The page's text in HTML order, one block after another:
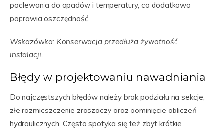
podlewania do opadów i temperatury, co dodatkowo
poprawia oszczędność.
Wskazówka: Konserwacja przedłuża żywotność
instalacji.
Błędy w projektowaniu nawadniania
Do najczęstszych błędów należy brak podziału na sekcje,
złe rozmieszczenie zraszaczy oraz pominięcie obliczeń
hydraulicznych. Często spotyka się też zbyt krótkie